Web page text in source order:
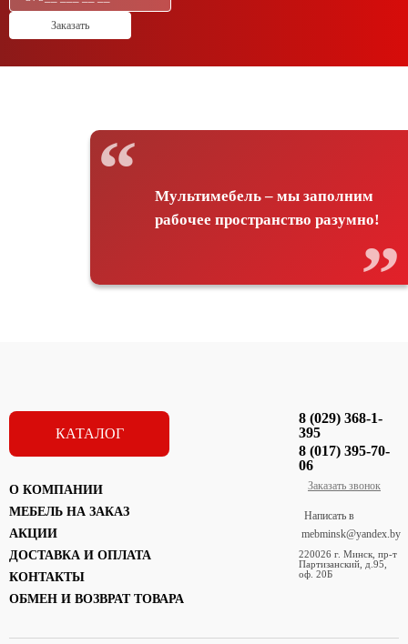
Заказать
Мультимебель – мы заполним
рабочее пространство разумно!
КАТАЛОГ
О КОМПАНИИ
МЕБЕЛЬ НА ЗАКАЗ
АКЦИИ
ДОСТАВКА И ОПЛАТА
КОНТАКТЫ
ОБМЕН И ВОЗВРАТ ТОВАРА
8 (029) 368-1-
395
8 (017) 395-70-
06
Заказать звонок
Написать в
mebminsk@yandex.by
220026 г. Минск, пр-т
Партизанский, д.95,
оф. 20Б